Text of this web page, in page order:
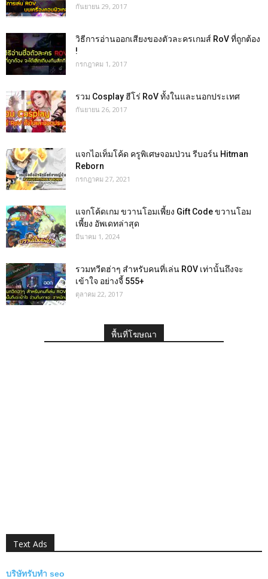
กันยายน 29, 2017
วิธีการอ่านออกเสียงของตัวละครเกมส์ RoV ที่ถูกต้อง
!
กรกฎาคม 1, 2017
รวม Cosplay ฮีโร่ RoV ทั้งในและนอกประเทศ
กันยายน 26, 2017
แจกไอเท็มโค้ด ครูพิเศษจอมป่วน รีบอร์น Hitman
Reborn
กรกฎาคม 27, 2021
แจกโค้ดเกม ขวานโอมเพี้ยง Gift Code ขวานโอม
เพี้ยง อัพเดทล่าสุด
มีนาคม 1, 2024
รวมทวีตฮ่าๆ สำหรับคนที่เล่น ROV เท่านั้นถึงจะ
เข้าใจ อย่างจี้ 555+
ตุลาคม 22, 2017
พื้นที่โฆษณา
Text Ads
บริษัทรับทำ seo